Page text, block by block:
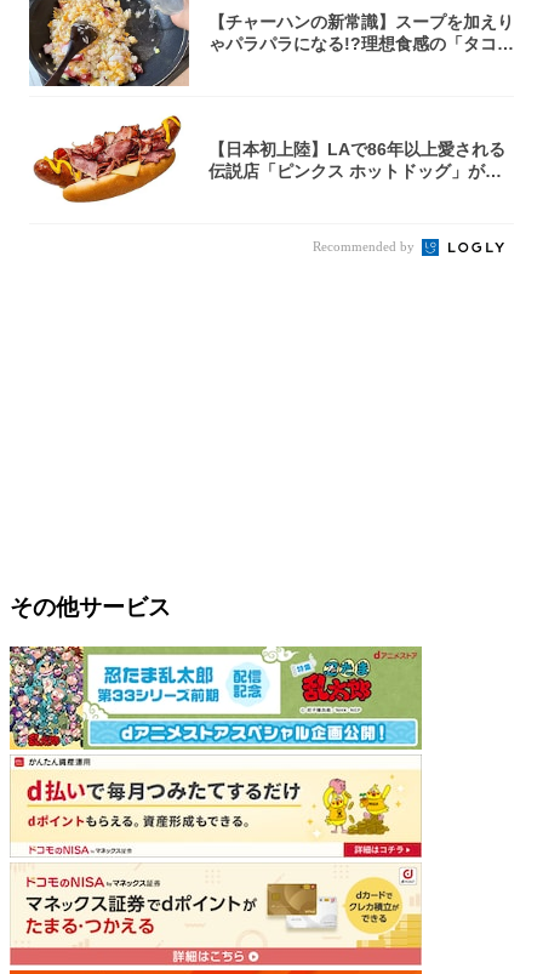
【チャーハンの新常識】スープを加えり
ゃパラパラになる!?理想食感の「タコチ
【日本初上陸】LAで86年以上愛される
伝説店「ピンクス ホットドッグ」が年
Recommended by
その他サービス